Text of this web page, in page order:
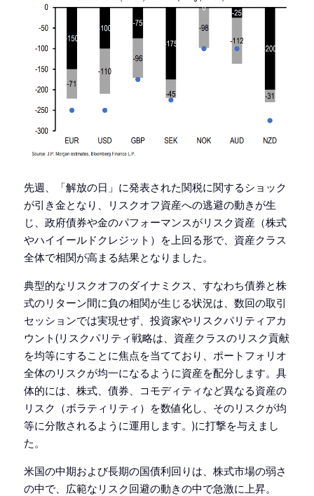
先週、「解放の日」に発表された関税に関するショック
が引き金となり、リスクオフ資産への逃避の動きが生
じ、政府債券や金のパフォーマンスがリスク資産（株式
やハイイールドクレジット）を上回る形で、資産クラス
全体で相関が高まる結果となりました。
典型的なリスクオフのダイナミクス、すなわち債券と株
式のリターン間に負の相関が生じる状況は、数回の取引
セッションでは実現せず、投資家やリスクパリティアカ
ウント(リスクパリティ戦略は、資産クラスのリスク貢献
を均等にすることに焦点を当てており、ポートフォリオ
全体のリスクが均一になるように資産を配分します。具
体的には、株式、債券、コモディティなど異なる資産の
リスク（ボラティリティ）を数値化し、そのリスクが均
等に分散されるように運用します。)に打撃を与えまし
た。
米国の中期および長期の国債利回りは、株式市場の弱さ
の中で、広範なリスク回避の動きの中で急激に上昇。